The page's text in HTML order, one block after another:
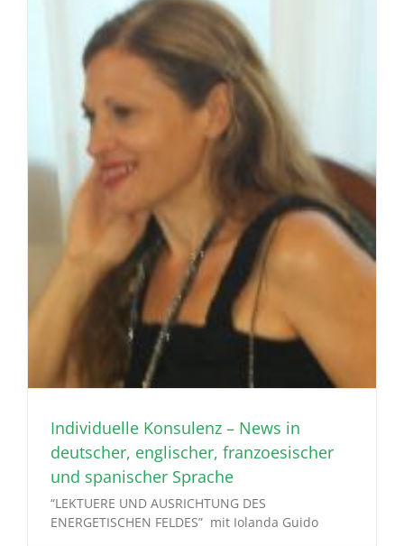
Individuelle Konsulenz – News in
deutscher, englischer, franzoesischer
und spanischer Sprache
“LEKTUERE UND AUSRICHTUNG DES
ENERGETISCHEN FELDES” mit Iolanda Guido